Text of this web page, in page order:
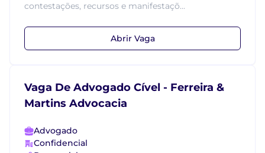
contestações, recursos e manifestaçõ...
Abrir Vaga
Vaga De Advogado Cível - Ferreira &
Martins Advocacia
Advogado
Confidencial